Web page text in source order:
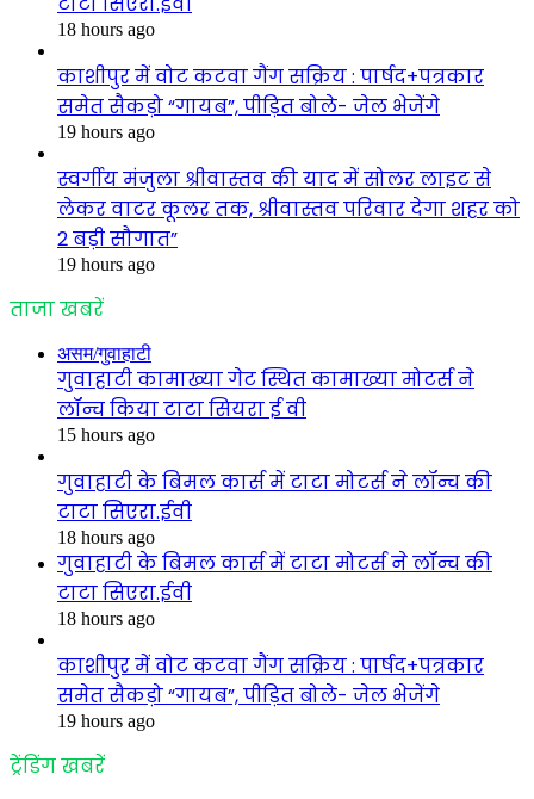
18 hours ago
काशीपुर में वोट कटवा गैंग सक्रिय : पार्षद+पत्रकार
समेत सैकड़ो “गायब”, पीड़ित बोले- जेल भेजेंगे
19 hours ago
स्वर्गीय मंजुला श्रीवास्तव की याद में सोलर लाइट से
लेकर वाटर कूलर तक, श्रीवास्तव परिवार देगा शहर को
2 बड़ी सौगात”
19 hours ago
ताजा खबरें
असम/गुवाहाटी
गुवाहाटी कामाख्या गेट स्थित कामाख्या मोटर्स ने
लॉन्च किया टाटा सियरा ई वी
15 hours ago
गुवाहाटी के बिमल कार्स में टाटा मोटर्स ने लॉन्च की
टाटा सिएरा.ईवी
18 hours ago
गुवाहाटी के बिमल कार्स में टाटा मोटर्स ने लॉन्च की
टाटा सिएरा.ईवी
18 hours ago
काशीपुर में वोट कटवा गैंग सक्रिय : पार्षद+पत्रकार
समेत सैकड़ो “गायब”, पीड़ित बोले- जेल भेजेंगे
19 hours ago
ट्रेंडिंग खबरें